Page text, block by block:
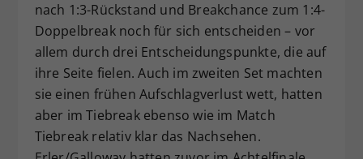
nach 1:3-Rückstand und Breakchance zum 1:4-
Doppelbreak noch für sich entscheiden – vor
allem durch drei Entscheidungspunkte, die auf
ihre Seite fielen. Auch im zweiten Set machten
sie einen frühen Aufschlagverlust wett, hatten
aber im Tiebreak ebenso wie im Match
Tiebreak relativ klar das Nachsehen.